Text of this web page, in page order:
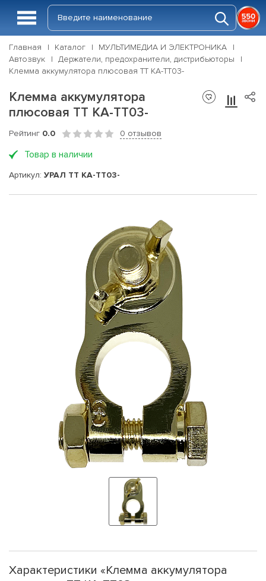
Главная Каталог
МУЛЬТИМЕДИА И ЭЛЕКТРОНИКА
Автозвук
Держатели, предохранители, дистрибьюторы
Клемма аккумулятора плюсовая ТТ КА-ТТ03-
Клемма аккумулятора
плюсовая ТТ КА-ТТ03-
Рейтинг 0.0 0 отзывов
Товар в наличии
Артикул: УРАЛ ТТ КА-ТТ03-
Характеристики «Клемма аккумулятора